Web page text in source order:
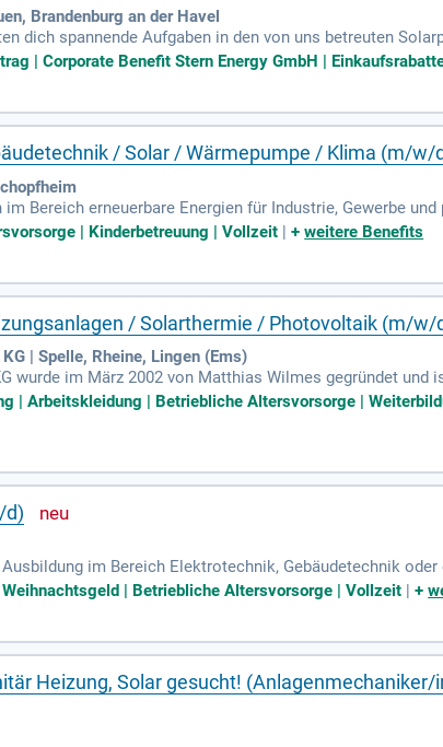
Brandenburg an der Havel
dich spannende Aufgaben in den von uns betreuten
| Corporate Benefit Stern Energy GmbH |
/ Solar / Wärmepumpe / Klima (m/w/
Bereich erneuerbare Energien für Industrie, Gewerbe und
fachgerechte Installation von Photovoltaikanlagen und
Ort. Regelmäßige Wartungen sichern den langfristigen
wir hohe technische Standards und Qualität sicher.
wir als zentrale Ansprechperson für Kunden und
| Kinderbetreuung | Vollzeit |+weitere Benefits
/ Solarthermie / Photovoltaik (m/w/
| Spelle, Rheine, Lingen (Ems)
wurde im März 2002 von Matthias Wilmes gegründet und
| Arbeitskleidung | Betriebliche Altersvorsorge |
d)
im Bereich Elektrotechnik, Gebäudetechnik
Büro sowie auf Baustellen; Du trittst freundlich und
| Betriebliche Altersvorsorge | Vollzeit |+
Heizung, Solar gesucht! (Anlagenmechaniker/